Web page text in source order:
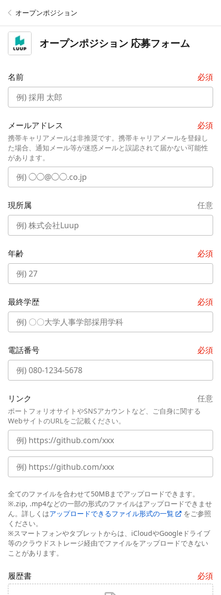
オープンポジション
オープンポジション 応募フォーム
名前 必須
メールアドレス 必須
携帯キャリアメールは非推奨です。携帯キャリアメールを登録し
た場合、通知メール等が迷惑メールと誤認されて届かない可能性
があります。
現所属 任意
年齢 必須
最終学歴 必須
電話番号 必須
リンク 任意
ポートフォリオサイトやSNSアカウントなど、ご自身に関する
WebサイトのURLをご記載ください。
全てのファイルを合わせて50MBまでアップロードできます。
※.zip, .mp4などの一部の形式のファイルはアップロードできませ
ん。詳しくはアップロードできるファイル形式の一覧
をご参照
ください。
※スマートフォンやタブレットからは、iCloudやGoogleドライブ
等のクラウドストレージ経由でファイルをアップロードできない
ことがあります。
履歴書 必須